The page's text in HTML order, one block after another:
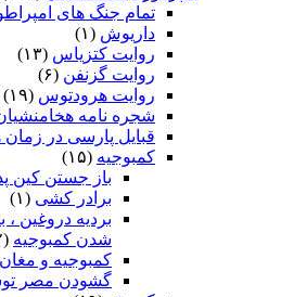
تمام جنگ های
داریوش (۱)
روایت کتزیاس (۱۳)
روایت گزنفن (۶)
روایت هرودتوس (۱۹)
شجره نامه
قبایل پارسی در
کمبوجیه (۱۵)
باز جستن کین
برادر کشی (۱)
بردیه دروغین
شدن کمبوجیه (۲)
کمبوجیه و مغان
گشودن مصر